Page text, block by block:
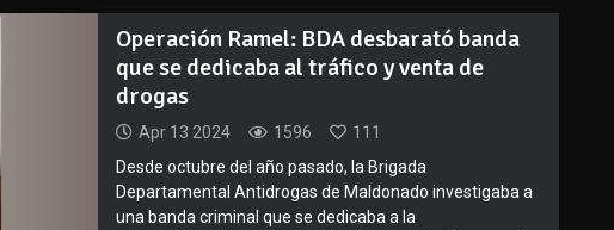
Operación Ramel: BDA desbarató banda
que se dedicaba al tráfico y venta de
drogas
Apr 13 2024 1596
111
Desde octubre del año pasado, la Brigada
Departamental Antidrogas de Maldonado investigaba a
una banda criminal que se dedicaba a la